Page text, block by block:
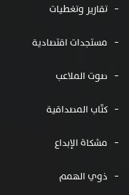
تقارير وتغطيات
مستجدات اقتصادية
صوت الملاعب
كتّاب المصداقية
مشكاة الإبداع
ذوي الهمم